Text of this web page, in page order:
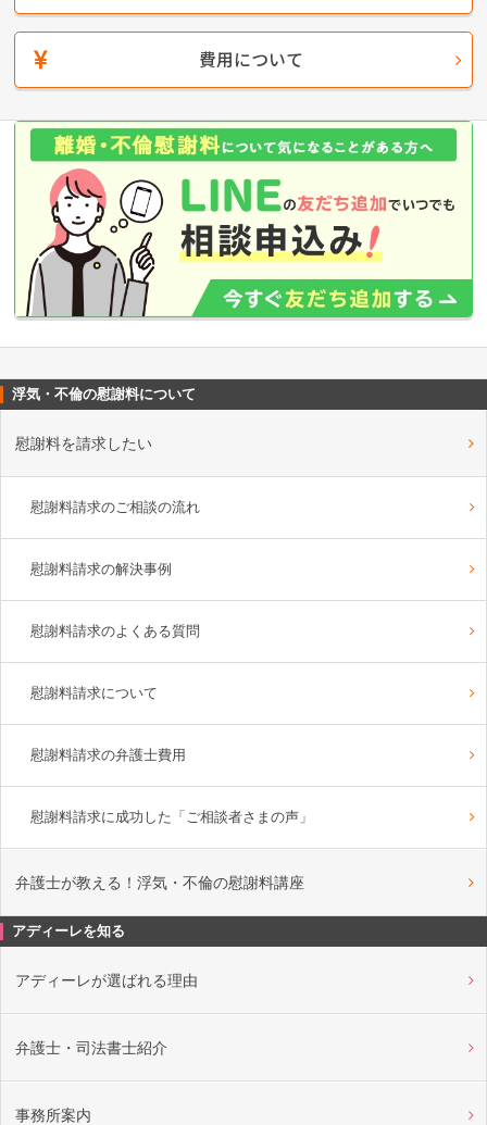
費用について
浮気・不倫の慰謝料について
慰謝料を請求したい
慰謝料請求のご相談の流れ
慰謝料請求の解決事例
慰謝料請求のよくある質問
慰謝料請求について
慰謝料請求の弁護士費用
慰謝料請求に成功した「ご相談者さまの声」
弁護士が教える！浮気・不倫の慰謝料講座
アディーレを知る
アディーレが選ばれる理由
弁護士・司法書士紹介
事務所案内